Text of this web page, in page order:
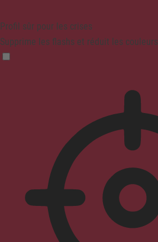
Profil sûr pour les crises
Supprime les flashs et réduit les couleurs